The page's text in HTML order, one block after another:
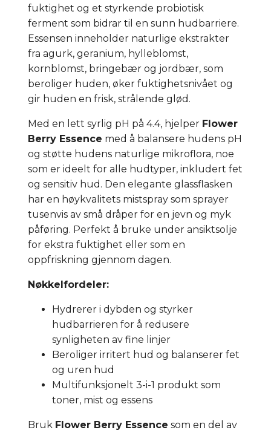
fuktighet og et styrkende probiotisk
ferment som bidrar til en sunn hudbarriere.
Essensen inneholder naturlige ekstrakter
fra agurk, geranium, hylleblomst,
kornblomst, bringebær og jordbær, som
beroliger huden, øker fuktighetsnivået og
gir huden en frisk, strålende glød.
Med en lett syrlig pH på 4.4, hjelper Flower
Berry Essence med å balansere hudens pH
og støtte hudens naturlige mikroflora, noe
som er ideelt for alle hudtyper, inkludert fet
og sensitiv hud. Den elegante glassflasken
har en høykvalitets mistspray som sprayer
tusenvis av små dråper for en jevn og myk
påføring. Perfekt å bruke under ansiktsolje
for ekstra fuktighet eller som en
oppfriskning gjennom dagen.
Nøkkelfordeler:
Hydrerer i dybden og styrker
hudbarrieren for å redusere
synligheten av fine linjer
Beroliger irritert hud og balanserer fet
og uren hud
Multifunksjonelt 3-i-1 produkt som
toner, mist og essens
Bruk Flower Berry Essence som en del av